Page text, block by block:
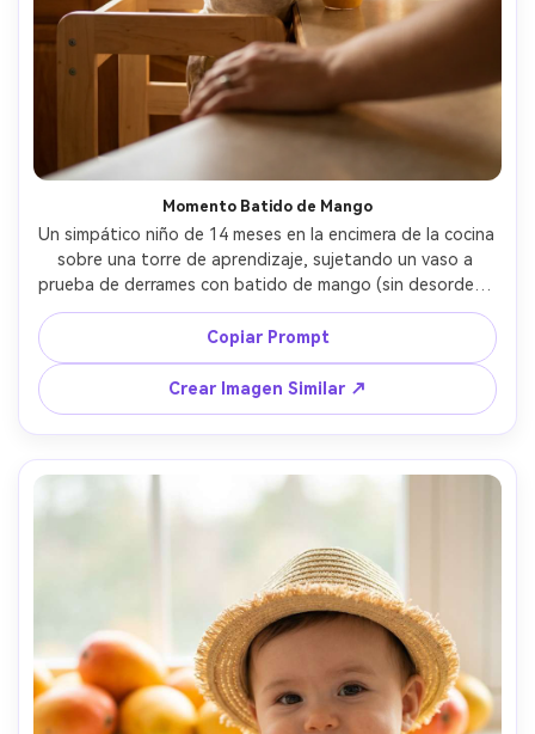
Momento Batido de Mango
Un simpático niño de 14 meses en la encimera de la cocina
sobre una torre de aprendizaje, sujetando un vaso a
prueba de derrames con batido de mango (sin desorden),
usando babero con estampado de manguitos, cocina
iluminada por el sol, reflejos cálidos, Canon EOS R6, 35mm
f/1.8, encuadre de estilo de vida espontáneo, color
natural, texturas realistas, ambiente familiar acogedor --
ar 4:5
Copiar Prompt
Crear Imagen Similar ↗